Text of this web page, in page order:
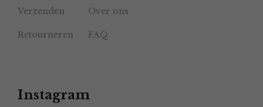
Verzenden Over ons
Retourneren FAQ
Instagram